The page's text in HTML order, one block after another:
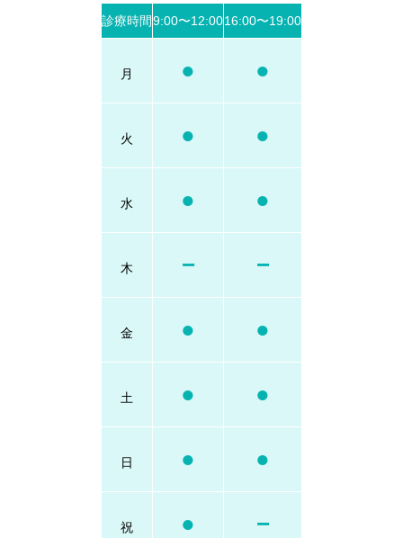
診療時間9:00〜12:0016:00〜19:00
月 ● ●
火 ● ●
水 ● ●
木 − −
金 ● ●
土 ● ●
日 ● ●
祝 ● −